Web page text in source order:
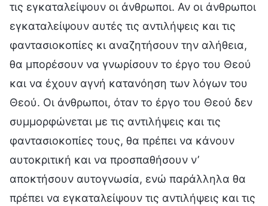
τις εγκαταλείψουν οι άνθρωποι. Αν οι άνθρωποι
εγκαταλείψουν αυτές τις αντιλήψεις και τις
φαντασιοκοπίες κι αναζητήσουν την αλήθεια,
θα μπορέσουν να γνωρίσουν το έργο του Θεού
και να έχουν αγνή κατανόηση των λόγων του
Θεού. Οι άνθρωποι, όταν το έργο του Θεού δεν
συμμορφώνεται με τις αντιλήψεις και τις
φαντασιοκοπίες τους, θα πρέπει να κάνουν
αυτοκριτική και να προσπαθήσουν ν’
αποκτήσουν αυτογνωσία, ενώ παράλληλα θα
πρέπει να εγκαταλείψουν τις αντιλήψεις και τις